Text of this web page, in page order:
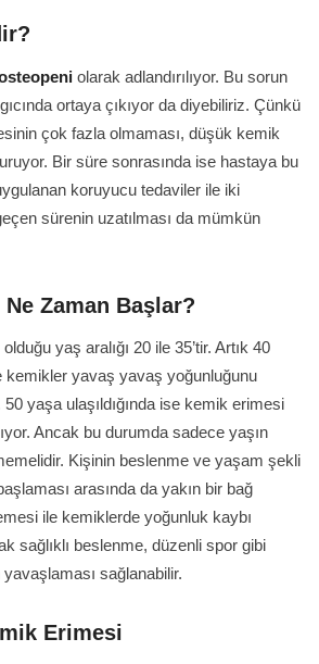
olarak adlandırılıyor. Bu sorun
ortaya çıkıyor da diyebiliriz. Çünkü
çok fazla olmaması, düşük kemik
Bir süre sonrasında ise hastaya bu
koruyucu tedaviler ile iki
sürenin uzatılması da mümkün
Zaman Başlar?
yaş aralığı 20 ile 35’tir. Artık 40
kemikler yavaş yavaş yoğunluğunu
yaşa ulaşıldığında ise kemik erimesi
Ancak bu durumda sadece yaşın
Kişinin beslenme ve yaşam şekli
arasında da yakın bir bağ
ile kemiklerde yoğunluk kaybı
sağlıklı beslenme, düzenli spor gibi
yavaşlaması sağlanabilir.
Erimesi